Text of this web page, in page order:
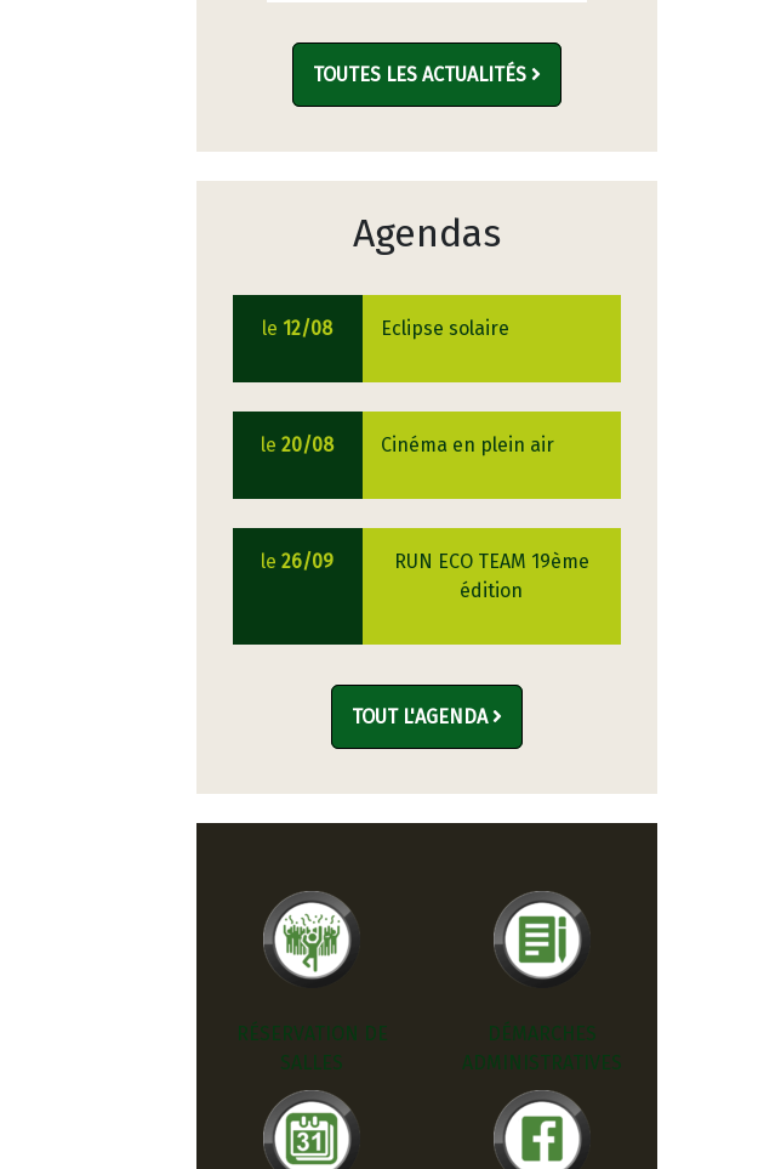
TOUTES LES ACTUALITÉS
Agendas
le 12/08 Eclipse solaire
le20/08 Cinéma en plein air
le26/09
RUN ECO TEAM 19ème
édition
TOUT L'AGENDA
RÉSERVATION DE
SALLES
DÉMARCHES
ADMINISTRATIVES